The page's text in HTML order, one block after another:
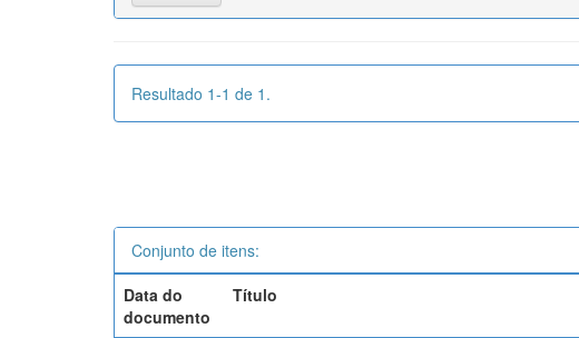
Resultado 1-1 de 1.
Conjunto de itens:
Data do
documento
Título